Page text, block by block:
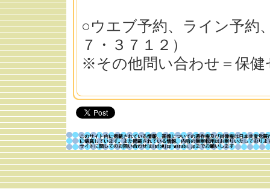
○ウエブ予約、ライン予約
７・３７１２）
※その他問い合わせ＝保健